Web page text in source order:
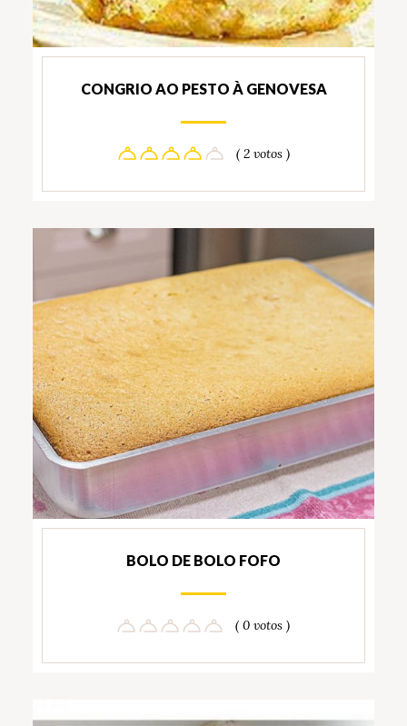
CONGRIO AO PESTO À GENOVESA
( 2 votos )
BOLO DE BOLO FOFO
( 0 votos )